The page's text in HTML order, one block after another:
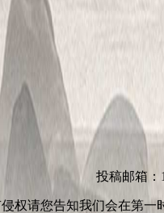
投稿邮箱：
权请您告知我们会在第